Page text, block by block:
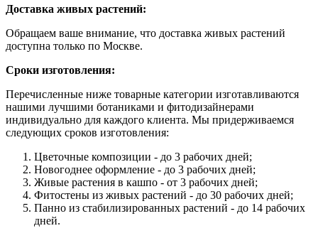
Доставка живых растений:
Обращаем ваше внимание, что доставка живых растений
доступна только по Москве.
Сроки изготовления:
Перечисленные ниже товарные категории изготавливаются
нашими лучшими ботаниками и фитодизайнерами
индивидуально для каждого клиента. Мы придерживаемся
следующих сроков изготовления:
Цветочные композиции - до 3 рабочих дней;
Новогоднее оформление - до 3 рабочих дней;
Живые растения в кашпо - от 3 рабочих дней;
Фитостены из живых растений - до 30 рабочих дней;
Панно из стабилизированных растений - до 14 рабочих
дней.